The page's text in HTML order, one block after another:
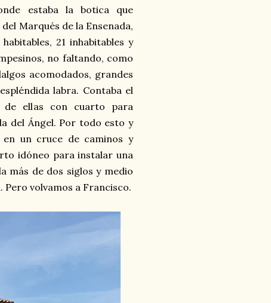
estaba la botica que
Marqués de la Ensenada,
21 inhabitables y
no faltando, como
acomodados, grandes
labra. Contaba el
de ellas con cuarto para
del Ángel. Por todo esto y
un cruce de caminos y
idóneo para instalar una
más de dos siglos y medio
volvamos a Francisco.